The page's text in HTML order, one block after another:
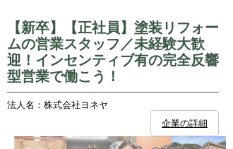
【新卒】【正社員】塗装リフォー
ムの営業スタッフ／未経験大歓
迎！インセンティブ有の完全反響
型営業で働こう！
法人名：株式会社ヨネヤ
企業の詳細